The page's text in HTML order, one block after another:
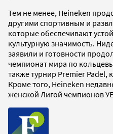
Тем не менее, Heineken
другими спортивным и
которые обеспечивают
культурную значимость.
заявили и готовности
чемпионат мира по
также турнир Premier Padel,
Кроме того, Heineken
женской Лигой чемпионов